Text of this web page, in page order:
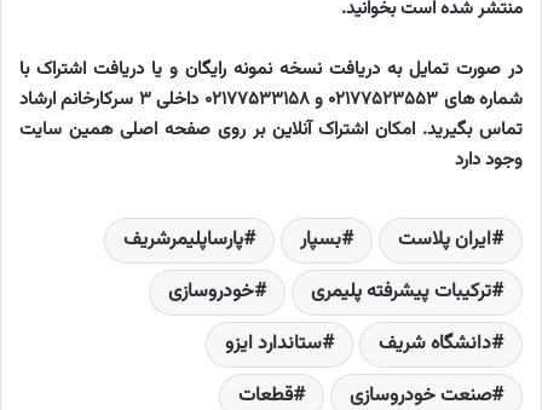
منتشر شده است بخوانید.
در صورت تمایل به دریافت نسخه نمونه رایگان و یا دریافت اشتراک با
شماره های 02177523553 و 02177533158 داخلی 3 سرکارخانم ارشاد
تماس بگیرید. امکان اشتراک آنلاین بر روی صفحه اصلی همین سایت
وجود دارد
ایران پلاست بسپار
پارساپلیمرشریف
ترکیبات پیشرفته پلیمری
خودروسازی
دانشگاه شریف
ستاندارد ایزو
صنعت خودروسازی
قطعات